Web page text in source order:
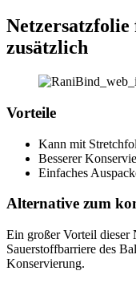
Netzersatzfolie
zusätzlich
Vorteile
Kann mit
Besserer
Einfaches
Alternative zum
Ein großer Vorteil dieser
Sauerstoffbarriere des
Konservierung.